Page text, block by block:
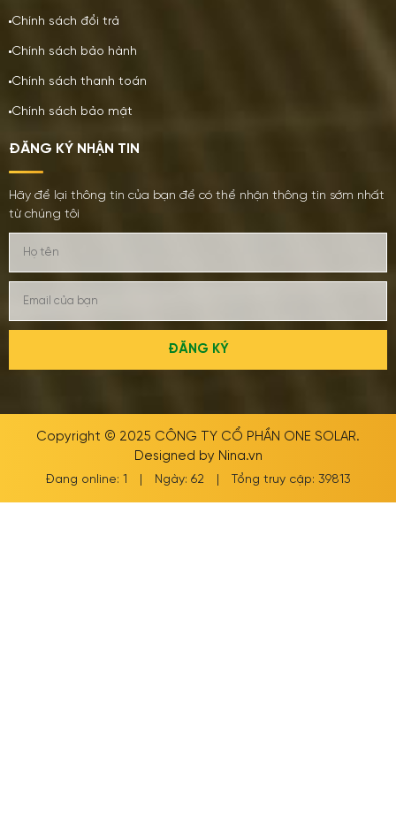
Chính sách đổi trả
Chính sách bảo hành
Chính sách thanh toán
Chính sách bảo mật
ĐĂNG KÝ NHẬN TIN
Hãy để lại thông tin của bạn để có thể nhận thông tin sớm nhất
từ chúng tôi
ĐĂNG KÝ
Copyright © 2025 CÔNG TY CỔ PHẦN ONE SOLAR.
Designed by Nina.vn
Đang online: 1 Ngày: 62 Tổng truy cập: 39813